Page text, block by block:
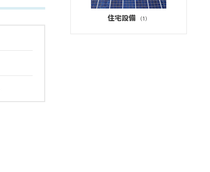
住宅設備 （1）